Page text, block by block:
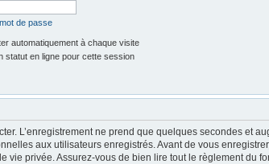
de passe
automatiquement à chaque visite
statut en ligne pour cette session
L’enregistrement ne prend que quelques secondes et
aux utilisateurs enregistrés. Avant de vous
vie privée. Assurez-vous de bien lire tout le règlement du